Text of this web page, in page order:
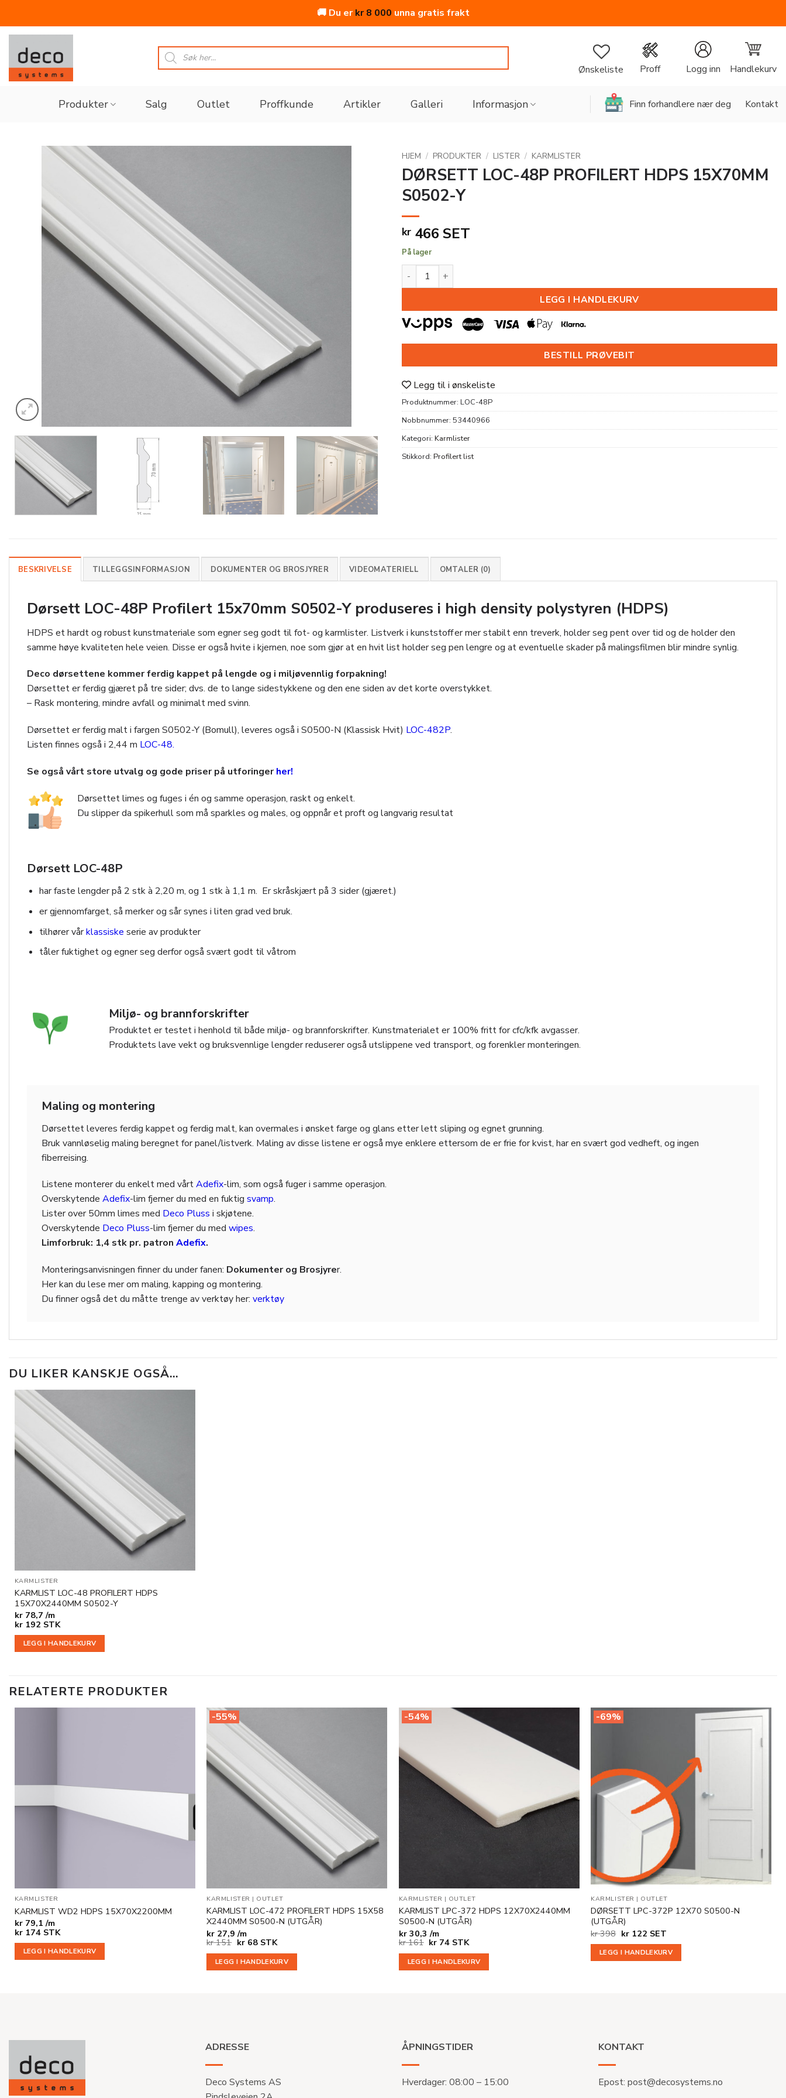
🚚 Du erkr8 000 unna gratis frakt
Skip
content
Products
search
Ønskeliste Proff Logg inn Handlekurv
Produkter Salg Outlet Proffkunde Artikler Galleri Informasjon Finn forhandlere nær deg Kontakt
HJEM / PRODUKTER / LISTER / KARMLISTER
DØRSETT LOC-48P PROFILERT HDPS 15X70MM
S0502-Y
kr 466 SET
På lager
DØRSETT LOC-48P PROFILERT HDPS 15X70MM S0502-Y antall
LEGG I HANDLEKURV
BESTILL PRØVEBIT
Legg til i ønskeliste
Produktnummer: LOC-48P
Nobbnummer: 53440966
Kategori: Karmlister
Stikkord: Profilert list
BESKRIVELSE TILLEGGSINFORMASJON DOKUMENTER OG BROSJYRER VIDEOMATERIELL OMTALER (0)
Dørsett LOC-48P Profilert 15x70mm S0502-Y produseres i high density polystyren (HDPS)
HDPS et hardt og robust kunstmateriale som egner seg godt til fot- og karmlister. Listverk i kunststoff er mer stabilt enn treverk, holder seg pent over tid og de holder den
samme høye kvaliteten hele veien. Disse er også hvite i kjernen, noe som gjør at en hvit list holder seg pen lengre og at eventuelle skader på malingsfilmen blir mindre synlig.
Deco dørsettene kommer ferdig kappet på lengde og i miljøvennlig forpakning!
Dørsettet er ferdig gjæret på tre sider; dvs. de to lange sidestykkene og den ene siden av det korte overstykket.
– Rask montering, mindre avfall og minimalt med svinn.
Dørsettet er ferdig malt i fargen S0502-Y (Bomull), leveres også i S0500-N (Klassisk Hvit) LOC-482P.
Listen finnes også i 2,44 m LOC-48.
Se også vårt store utvalg og gode priser på utforingerher!
Dørsettet limes og fuges i én og samme operasjon, raskt og enkelt.
Du slipper da spikerhull som må sparkles og males, og oppnår et proft og langvarig resultat
Dørsett LOC-48P
har faste lengder på 2 stk à 2,20 m, og 1 stk à 1,1 m. Er skråskjært på 3 sider (gjæret.)
er gjennomfarget, så merker og sår synes i liten grad ved bruk.
tilhører vårklassiske serie av produkter
tåler fuktighet og egner seg derfor også svært godt til våtrom
Miljø- og brannforskrifter
Produktet er testet i henhold til både miljø- og brannforskrifter. Kunstmaterialet er 100% fritt for cfc/kfk avgasser.
Produktets lave vekt og bruksvennlige lengder reduserer også utslippene ved transport, og forenkler monteringen.
Maling og montering
Dørsettet leveres ferdig kappet og ferdig malt, kan overmales i ønsket farge og glans etter lett sliping og egnet grunning.
Bruk vannløselig maling beregnet for panel/listverk. Maling av disse listene er også mye enklere ettersom de er frie for kvist, har en svært god vedheft, og ingen
fiberreising.
Listene monterer du enkelt med vårtAdefix-lim, som også fuger i samme operasjon.
Overskytende Adefix-lim fjerner du med en fuktig svamp.
Lister over 50mm limes med Deco Pluss i skjøtene.
Overskytende Deco Pluss-lim fjerner du med wipes.
Limforbruk: 1,4 stk pr. patron Adefix.
Monteringsanvisningen finner du under fanen: Dokumenter og Brosjyrer.
Her kan du lese mer om maling, kapping og montering.
Du finner også det du måtte trenge av verktøy her: verktøy
DU LIKER KANSKJE OGSÅ…
KARMLISTER
KARMLIST LOC-48 PROFILERT HDPS
15X70X2440MM S0502-Y
kr78,7 /m
kr192 STK
LEGG I HANDLEKURV
RELATERTE PRODUKTER
KARMLISTER
KARMLIST WD2 HDPS 15X70X2200MM
kr79,1 /m
kr174 STK
LEGG I HANDLEKURV
-55%
KARMLISTER | OUTLET
KARMLIST LOC-472 PROFILERT HDPS 15X58
X2440MM S0500-N (UTGÅR)
kr 27,9 /m
kr151 Opprinnelig
var:
kr 151.
kr68Nåværende
er:
kr 68.
STK
LEGG I HANDLEKURV
-54%
i
ønskeliste
KARMLISTER | OUTLET
KARMLIST LPC-372 HDPS 12X70X2440MM
S0500-N (UTGÅR)
kr30,3 /m
kr161 Opprinnelig
var:
kr 161.
kr 74Nåværende
er:
kr 74.
STK
LEGG I HANDLEKURV
-69%
KARMLISTER | OUTLET
DØRSETT LPC-372P 12X70 S0500-N
(UTGÅR)
kr398 Opprinnelig
var:
kr 398.
kr122Nåværende
er:
kr 122.
SET
LEGG I HANDLEKURV
ADRESSE
Deco Systems AS
ÅPNINGSTIDER
Hverdager: 08:00 – 15:00
KONTAKT
Epost: post@decosystems.no